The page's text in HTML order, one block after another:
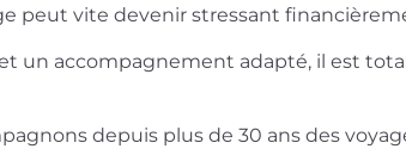
peut vite devenir stressant
un accompagnement adapté, il est
depuis plus de 30 ans des